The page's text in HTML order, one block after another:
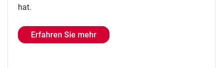
zeigten auch in diesem Jahr wieder gemeinsam
Spende vor Ort in Tübingen übergeben werden.